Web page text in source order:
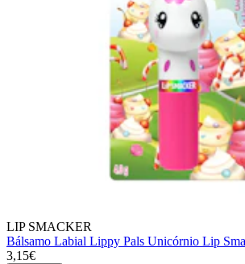
LIP SMACKER
Bálsamo Labial Lippy Pals Unicórnio Lip
3,15€